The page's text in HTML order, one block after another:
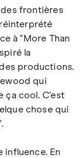
des frontières
à "More Than
la
productions.
qui
ça cool. C'est
chose qui
influence. En